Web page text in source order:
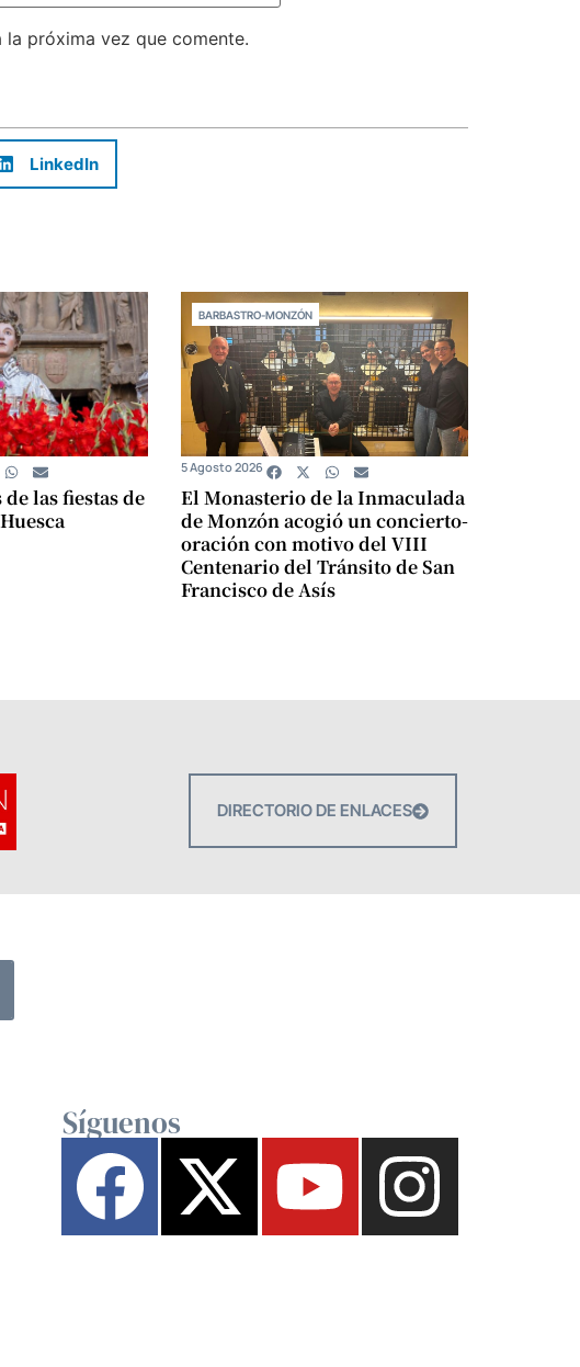
próxima vez que comente.
LinkedIn
las fiestas de
BARBASTRO-MONZÓN
El Monasterio de la Inmaculada
de Monzón acogió un concierto-
oración con motivo del VIII
Centenario del Tránsito de San
Francisco de Asís
5 Agosto 2026
DIRECTORIO DE ENLACES
Síguenos